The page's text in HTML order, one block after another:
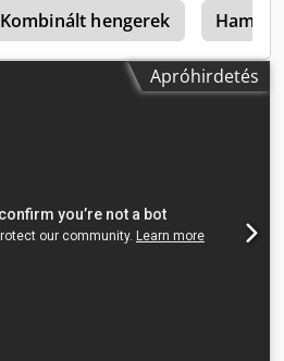
Kombinált hengerek Hamm
Apróhirdetés